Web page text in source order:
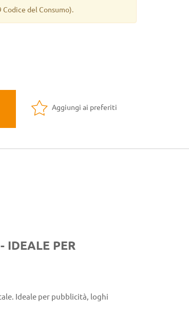
Codice del Consumo).
Aggiungi ai preferiti
IDEALE PER
Ideale per pubblicità, loghi